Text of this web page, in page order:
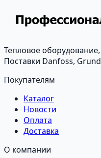
Тепловое
Поставки Danfoss,
Покупателям
Каталог
Новости
Оплата
Доставка
О компании